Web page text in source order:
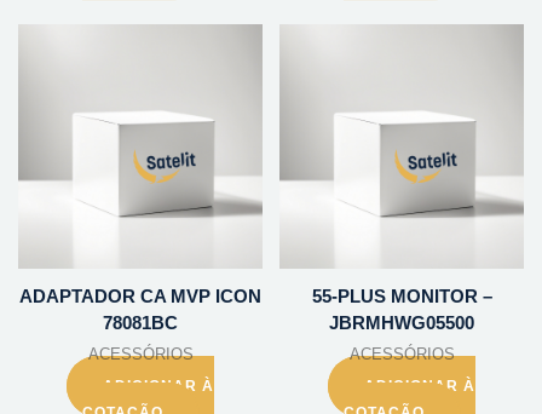
ADAPTADOR CA MVP ICON
78081BC
ACESSÓRIOS
ADICIONAR À
55-PLUS MONITOR –
JBRMHWG05500
ACESSÓRIOS
ADICIONAR À